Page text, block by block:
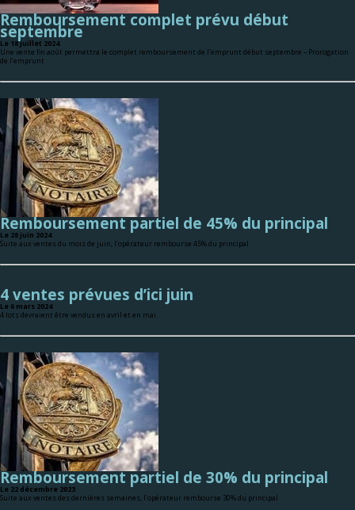
Remboursement complet prévu début
septembre
Le 18 juillet 2024
Une vente fin août permettra le complet remboursement de l’emprunt début septembre – Prorogation
de l’emprunt
Remboursement partiel de 45% du principal
Le 28 juin 2024
Suite aux ventes du mois de juin, l’opérateur rembourse 45% du principal
4 ventes prévues d’ici juin
Le 6 mars 2024
4 lots devraient être vendus en avril et en mai.
Remboursement partiel de 30% du principal
Le 22 décembre 2023
Suite aux ventes des dernières semaines, l’opérateur rembourse 30% du principal